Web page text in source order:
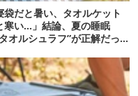
袋だと暑い、タオルケット
寒い…」結論、夏の睡眠
オルシュラフ”が正解だっ